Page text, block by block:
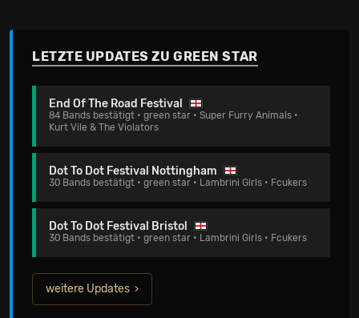
LETZTE UPDATES ZU GREEN STAR
End Of The Road Festival
84 Bands bestätigt • green star • Super Furry Animals •
Kurt Vile & The Violators
Dot To Dot Festival Nottingham
30 Bands bestätigt • green star • Lambrini Girls • Fcukers
Dot To Dot Festival Bristol
30 Bands bestätigt • green star • Lambrini Girls • Fcukers
weitere Updates